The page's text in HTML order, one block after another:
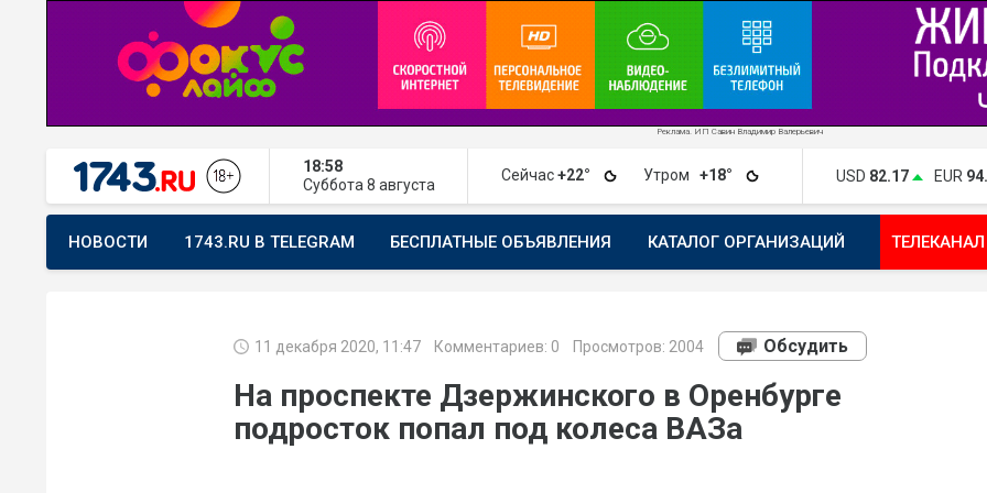
Реклама. ИП Савин Владимир Валерьевич
18:58
Суббота 8 августа
Сейчас+22° Утром+18° USD 82.17 EUR
НОВОСТИ 1743.RU В TELEGRAM БЕСПЛАТНЫЕ ОБЪЯВЛЕНИЯ КАТАЛОГ ОРГАНИЗАЦИЙ
11 декабря 2020, 11:47 Комментариев: 0 Просмотров: 2004 Обсудить
На проспекте Дзержинского в Оренбурге
подросток попал под колеса ВАЗа